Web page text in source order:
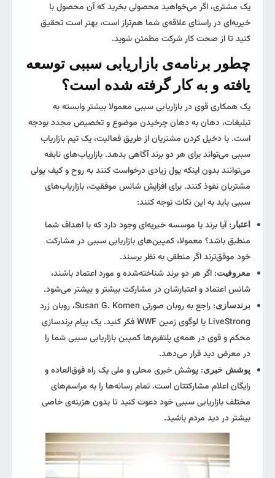
یک مشتری، اگر می‌خواهید محصولی بخرید که آن محصول با
خیریه‌ای در راستای علاقه‌ی شما هم‌تراز است، بهتر است تحقیق
کنید تا از صحت کار شرکت مطمئن شوید.
چطور برنامه‌ی بازاریابی سببی توسعه
یافته و به‌ کار گرفته شده است؟
یک همکاری قوی در بازاریابی سببی معمولا بیشتر وابسته به
تبلیغات، دهان به دهان چرخیدن موضوع و تخصیص مجدد بودجه
است. با دخیل کردن مشتریان از طریق فعالیت، یک تیم بازاریاب
سببی می‌تواند برای هر دو برند آگاهی بدهد. بازاریاب‌های نابغه
می‌توانند بدون اینکه پول زیادی درخواست کنند به روح و کیف پولی
مشتریان نفوذ کنند. برای افزایش شانس موفقیت، بازاریاب‌های
سببی باید به این نکات توجه کنند:
اعتبار : آیا برند یا موسسه خیریه‌ای وجود دارد که با اهداف شما
منطبق باشد؟ معمولا، کمپین‌های بازاریابی سببی در مشارکت
خود موفق‌ترند اگر منطقی به نظر برسند.
معروفیت: اگر هر دو برند شناخته‌شده و مورد اعتماد باشند،
شانس اعتماد و اعتبارشان در مشارکت بیشتر و بیشتر می‌شود.
برندسازی
: راجع به روبان صورتی Susan G. Komen، روبان زرد
LiveStrong یا لوگوی زمین WWF فکر کنید. یک پیام برندسازی
محکم و قوی در همه‌ی پلتفرم‌ها کمپین بازاریابی سببی شما را
در معرض دید قرار می‌دهد.
پوشش خبری: پوشش خبری محلی و ملی یک راه فوق‌العاده و
رایگان اعلام مشارکتتان است. تمام رسانه‌ها را به مراسم‌های
مختلف بازاریابی سببی خود دعوت کنید تا بدون هزینه‌ی خاصی
بیشتر در دید مردم باشید.